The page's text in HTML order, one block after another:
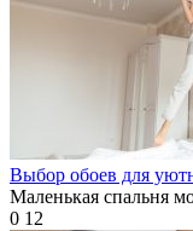
Выбор обоев для
Маленькая спальня
0 12